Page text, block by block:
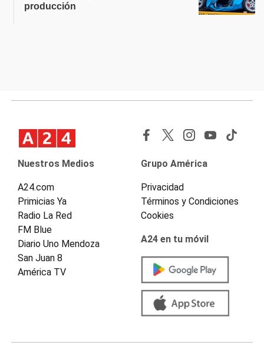
producción
Nuestros Medios
A24.com
Primicias Ya
Radio La Red
FM Blue
Diario Uno Mendoza
San Juan 8
América TV
Grupo América
Privacidad
Términos y Condiciones
Cookies
A24 en tu móvil